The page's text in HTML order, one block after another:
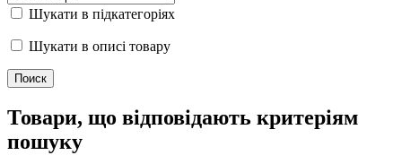
Шукати в підкатегоріях
Шукати в описі товару
Товари, що відповідають критеріям
пошуку